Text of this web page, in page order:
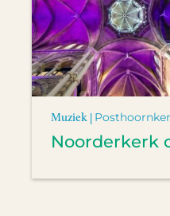
Muziek |
Noorderkerk